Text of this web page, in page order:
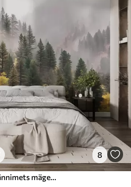
8
Atmosfääriline udune männimets mägedes